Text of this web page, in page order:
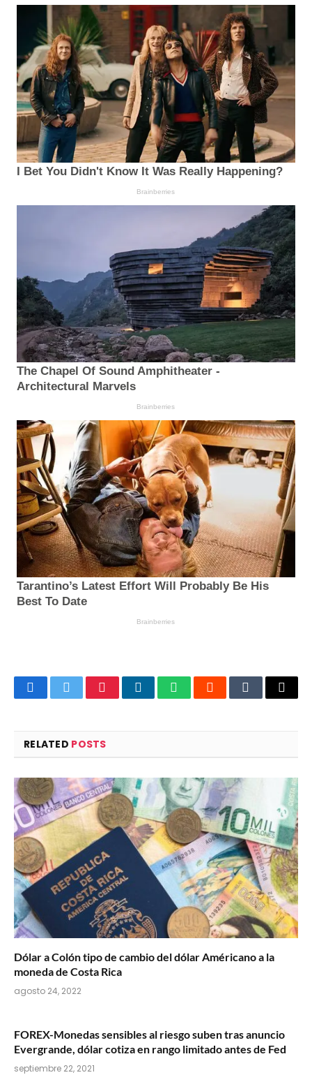
FacebookTwitterPinterestLinkedInWhatsAppRedditTumblrEmail
RELATED POSTS
Dólar a Colón tipo de cambio del dólar Américano a la
moneda de Costa Rica
agosto 24, 2022
FOREX-Monedas sensibles al riesgo suben tras anuncio
Evergrande, dólar cotiza en rango limitado antes de Fed
septiembre 22, 2021